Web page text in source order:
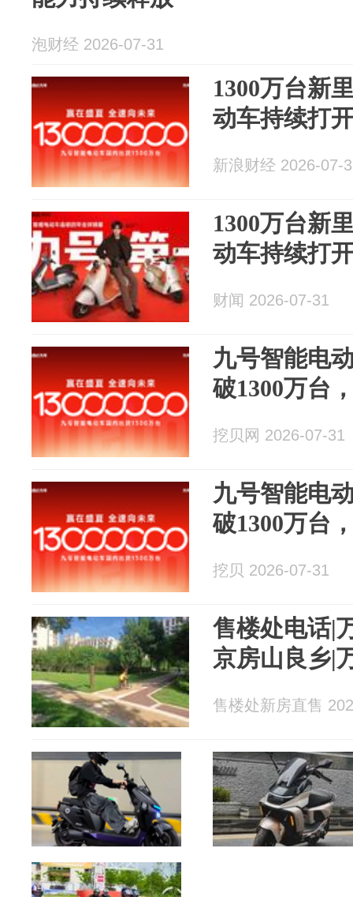
泡财经 2026-07-31
1300万台新
动车持续打
新浪财经 2026-07-
1300万台新
动车持续打
财闻 2026-07-31
九号智能电
破1300万台
挖贝网 2026-07-31
九号智能电
破1300万台
挖贝 2026-07-31
售楼处电话|
京房山良乡|
售楼处新房直售